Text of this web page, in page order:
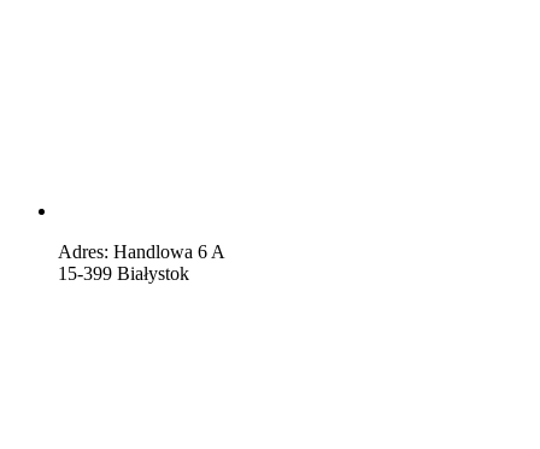
Adres: Handlowa 6 A
15-399 Białystok